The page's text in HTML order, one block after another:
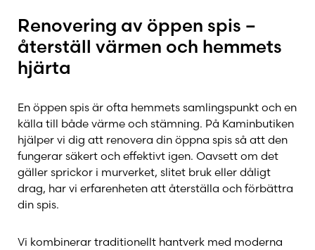
Renovering
Renovering av öppen spis –
återställ värmen och hemmets
hjärta
En öppen spis är ofta hemmets samlingspunkt och en
källa till både värme och stämning. På Kaminbutiken
hjälper vi dig att renovera din öppna spis så att den
fungerar säkert och effektivt igen. Oavsett om det
gäller sprickor i murverket, slitet bruk eller dåligt
drag, har vi erfarenheten att återställa och förbättra
din spis.
Vi kombinerar traditionellt hantverk med moderna